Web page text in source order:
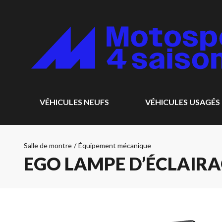
VÉHICULES NEUFS VÉHICULES USAGÉS
Salle de montre / Équipement mécanique
EGO LAMPE